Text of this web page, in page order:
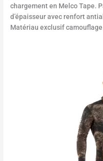
chargement en Melco Tape.
d’épaisseur avec renfort
Matériau exclusif